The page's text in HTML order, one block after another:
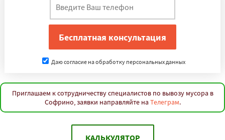
Даю согласие на обработку персональных данных
Приглашаем к сотрудничеству специалистов по вывозу мусора в
Софрино, заявки направляйте на Телеграм.
КАЛЬКУЛЯТОР